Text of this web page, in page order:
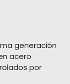
generación
acero
por